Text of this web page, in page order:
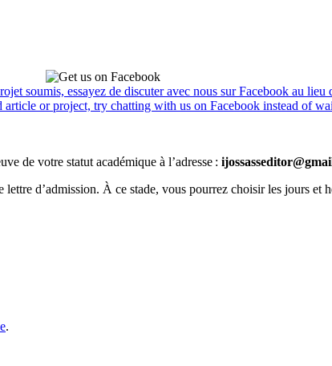
soumis, essayez de discuter avec nous sur Facebook au lieu
article or project, try chatting with us on Facebook instead of
de votre statut académique à l’adresse :
d’admission. À ce stade, vous pourrez choisir les jours
.